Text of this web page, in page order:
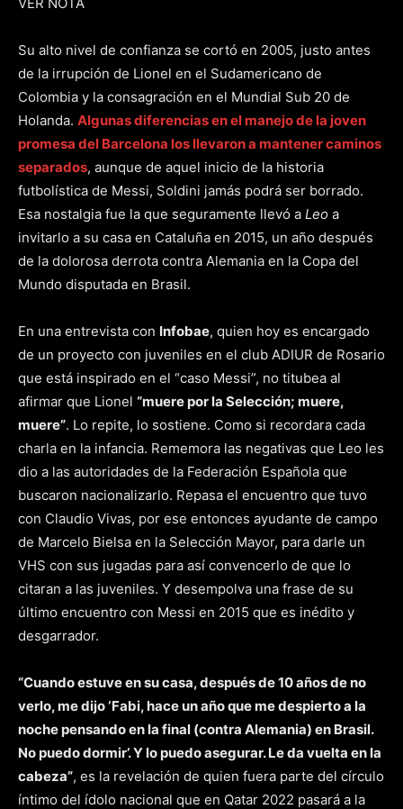
Su alto nivel de confianza se cortó en 2005, justo antes
de la irrupción de Lionel en el Sudamericano de
Colombia y la consagración en el Mundial Sub 20 de
Holanda. Algunas diferencias en el manejo de la joven
promesa del Barcelona los llevaron a mantener caminos
separados, aunque de aquel inicio de la historia
futbolística de Messi, Soldini jamás podrá ser borrado.
Esa nostalgia fue la que seguramente llevó a Leo a
invitarlo a su casa en Cataluña en 2015, un año después
de la dolorosa derrota contra Alemania en la Copa del
Mundo disputada en Brasil.
En una entrevista con Infobae, quien hoy es encargado
de un proyecto con juveniles en el club ADIUR de Rosario
que está inspirado en el “caso Messi”, no titubea al
afirmar que Lionel “muere por la Selección; muere,
muere”. Lo repite, lo sostiene. Como si recordara cada
charla en la infancia. Rememora las negativas que Leo les
dio a las autoridades de la Federación Española que
buscaron nacionalizarlo. Repasa el encuentro que tuvo
con Claudio Vivas, por ese entonces ayudante de campo
de Marcelo Bielsa en la Selección Mayor, para darle un
VHS con sus jugadas para así convencerlo de que lo
citaran a las juveniles. Y desempolva una frase de su
último encuentro con Messi en 2015 que es inédito y
desgarrador.
“Cuando estuve en su casa, después de 10 años de no
verlo, me dijo ‘Fabi, hace un año que me despierto a la
noche pensando en la final (contra Alemania) en Brasil.
No puedo dormir’. Y lo puedo asegurar. Le da vuelta en la
cabeza”, es la revelación de quien fuera parte del círculo
íntimo del ídolo nacional que en Qatar 2022 pasará a la